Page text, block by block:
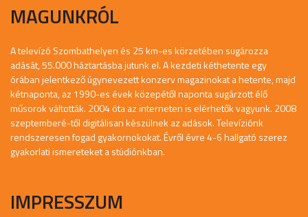
MAGUNKRÓL
A televízó Szombathelyen és 25 km-es körzetében sugározza
adását, 55.000 háztartásba jutunk el. A kezdeti kéthetente egy
órában jelentkező úgynevezett konzerv magazinokat a hetente, majd
kétnaponta, az 1990-es évek közepétől naponta sugárzott élő
műsorok váltották. 2004 óta az interneten is elérhetők vagyunk. 2008
szeptemberé-től digitálisan készülnek az adások. Televíziónk
rendszeresen fogad gyakornokokat. Évről évre 4-6 hallgató szerez
gyakorlati ismereteket a stúdiónkban.
IMPRESSZUM